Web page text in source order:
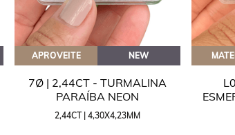
APROVEITE NEW
7Ø | 2,44CT - TURMALINA
PARAÍBA NEON
2,44CT | 4,30X4,23MM